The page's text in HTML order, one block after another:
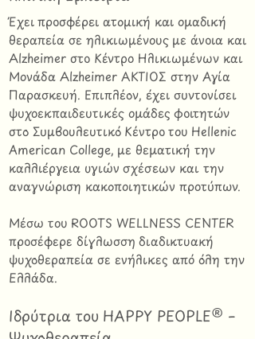
Έχει προσφέρει ατομική και ομαδική
θεραπεία σε ηλικιωμένους με άνοια και
Alzheimer στο Κέντρο Ηλικιωμένων και
Μονάδα Alzheimer ΑΚΤΙΟΣ στην Αγία
Παρασκευή. Επιπλέον, έχει συντονίσει
ψυχοεκπαιδευτικές ομάδες φοιτητών
στο Συμβουλευτικό Κέντρο του Hellenic
American College, με θεματική την
καλλιέργεια υγιών σχέσεων και την
αναγνώριση κακοποιητικών προτύπων.
Μέσω του ROOTS WELLNESS CENTER
προσέφερε δίγλωσση διαδικτυακή
ψυχοθεραπεία σε ενήλικες από όλη την
Ελλάδα.​
Ιδρύτρια του HAPPY PEOPLE® –